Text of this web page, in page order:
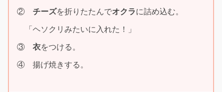
② チーズを折りたたんでオクラに詰め込む。
「ヘソクリみたいに入れた！」
③ 衣をつける。
④ 揚げ焼きする。